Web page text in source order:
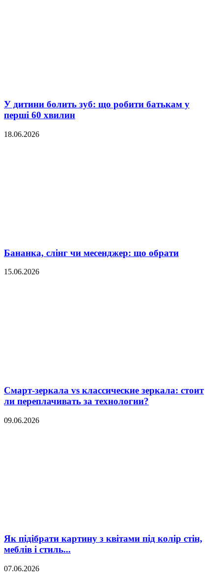
У дитини болить зуб: що робити батькам у
перші 60 хвилин
18.06.2026
Бананка, слінг чи месенджер: що обрати
15.06.2026
Смарт-зеркала vs классические зеркала: стоит
ли переплачивать за технологии?
09.06.2026
Як підібрати картину з квітами під колір стін,
меблів і стиль...
07.06.2026